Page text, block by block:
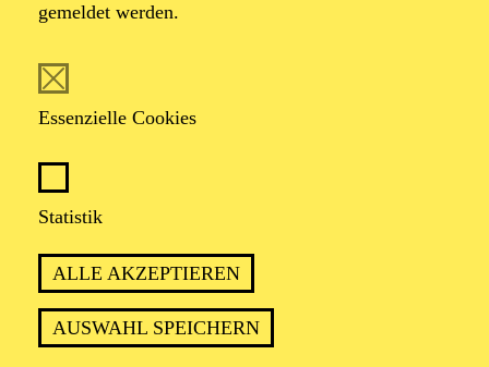
gemeldet werden.
Essenzielle Cookies
Statistik
ALLE AKZEPTIEREN
AUSWAHL SPEICHERN
2 Stunden, inkl. Pause